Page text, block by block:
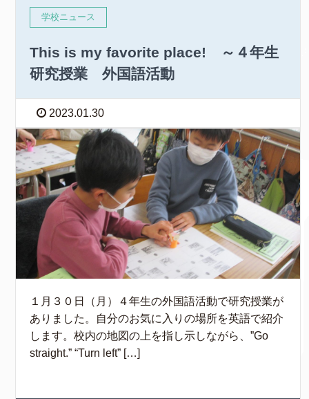
学校ニュース
This is my favorite place! ～４年生
研究授業 外国語活動
2023.01.30
１月３０日（月）４年生の外国語活動で研究授業が
ありました。自分のお気に入りの場所を英語で紹介
します。校内の地図の上を指し示しながら、”Go
straight.” “Turn left” […]